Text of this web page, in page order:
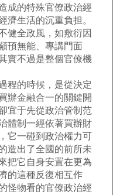
成的特殊官僚政治經
濟生活的沉重負担。
健全政風，如敷衍因
頇無能、專講門面
實不過是整個官僚機
的時候，是從決定
辦金融合一的關鍵開
宜于先從政治管制范
體制一經依著買辦財
它一碰到政治權力可
造出了全國的前所未
把它自身安置在更為
的這種反復相互作
怪物看的官僚政治經